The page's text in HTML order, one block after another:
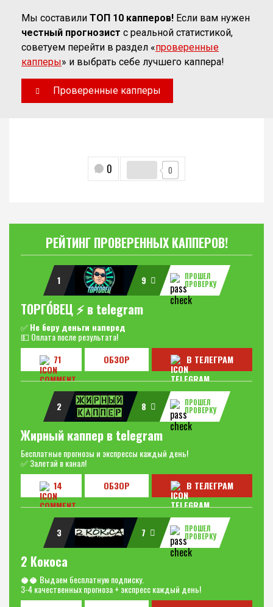
Мы составили ТОП 10 капперов! Если вам нужен
честный прогнозист с реальной статистикой,
советуем перейти в раздел «проверенные
капперы» и выбрать себе лучшего каппера!
Проверенные капперы
0 0
РЕЙТИНГ ПРОВЕРЕННЫХ КАППЕРОВ!
1 9
ПРОШЕЛ
ПРОВЕРКУ
ТОРГО́ВЕЦ ⚡️ в telegram
✅Не беру деньги наперед
💵 Оплата после результата!
71
ОБЗОР В ТЕЛЕГРАМ
2 8
ПРОШЕЛ
ПРОВЕРКУ
Жирный каппер в telegram
Бесплатные прогнозы и экспрессы каждый день!
✅ Залетай в канал!
14
ОБЗОР В ТЕЛЕГРАМ
3 7
ПРОШЕЛ
ПРОВЕРКУ
2 Кокоса
🥥🥥 Выдаем бесплатную подписку.
3-4 качественных прогноза + экспресс каждый день!